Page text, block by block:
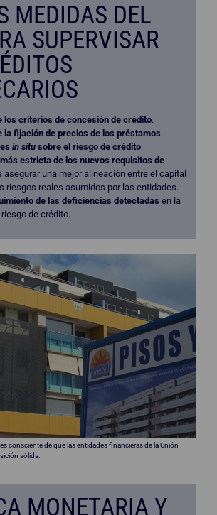
MEDIDAS DEL
SUPERVISAR
los criterios de concesión de crédito.
la fijación de precios de los préstamos.
in situ sobre el riesgo de crédito.
estricta de los nuevos requisitos de
asegurar una mejor alineación entre el capital
riesgos reales asumidos por las entidades.
de las deficiencias detectadas en la
de crédito.
consciente de que las entidades financieras de la Unión
sólida.
MONETARIA Y